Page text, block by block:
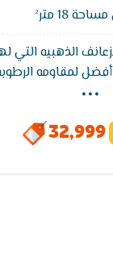
18 متر²
الذهبيه التي
لمقاومه
الحراره كما ان
...
32,999